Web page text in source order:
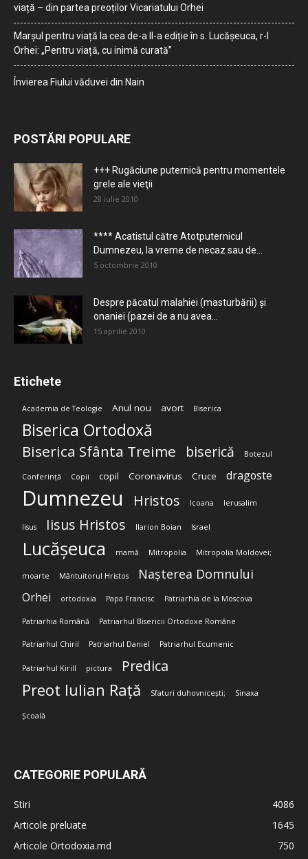
viață – din partea preoților Vicariatului Orhei
Marșul pentru viață la cea de-a II-a ediție în s. Lucășeuca, r-l
Orhei: „Pentru viață, cu inimă curată”
Învierea Fiului văduvei din Nain
POSTĂRI POPULARE
+++ Rugăciune puternică pentru momentele
grele ale vieţii
28 iulie 2010
**** Acatistul către Atotputernicul
Dumnezeu, la vreme de necaz sau de...
5 octombrie 2010
Despre păcatul malahiei (masturbării) şi
onaniei (pazei de a nu avea...
15 aprilie 2010
Etichete
Academia de Teologie Anul nou avort Biserica
Biserica Ortodoxă
Biserica Sfânta Treime biserică Botezul
Conferință Copii copil Coronavirus Cruce dragoste
Dumnezeu Hristos Icoana Ierusalim
Iisus Iisus Hristos Ilarion Boian Israel
Lucășeuca mamă Mitropolia Mitropolia Moldovei;
moarte Mântuitorul Hristos Nașterea Domnului
Orhei ortodoxia Papa Francisc Patriarhia de la Moscova
Patriarhia Română Patriarhul Bisericii Ortodoxe Române
Patriarhul Chiril Patriarhul Daniel Patriarhul Ecumenic
Patriarhul Kirill pictura Predica
Preot Iulian Rață Sfaturi duhovnicești; Sinaxa
Școală
CATEGORIE POPULARĂ
Stiri
4086
Articole preluate
1645
Articole Ortodoxia.md
750